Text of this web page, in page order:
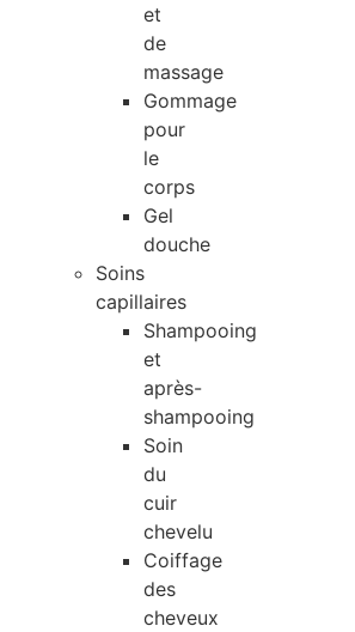
et
de
massage
Gommage
pour
le
corps
Gel
douche
Soins
capillaires
Shampooing
et
après-
shampooing
Soin
du
cuir
chevelu
Coiffage
des
cheveux